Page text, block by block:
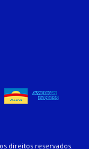
direitos reservados.